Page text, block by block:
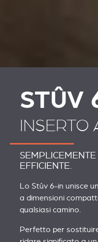
STÛV
INSERTO
EFFICIENTE.
Lo Stûv 6-in unisce
a dimensioni
qualsiasi camino.
Perfetto per